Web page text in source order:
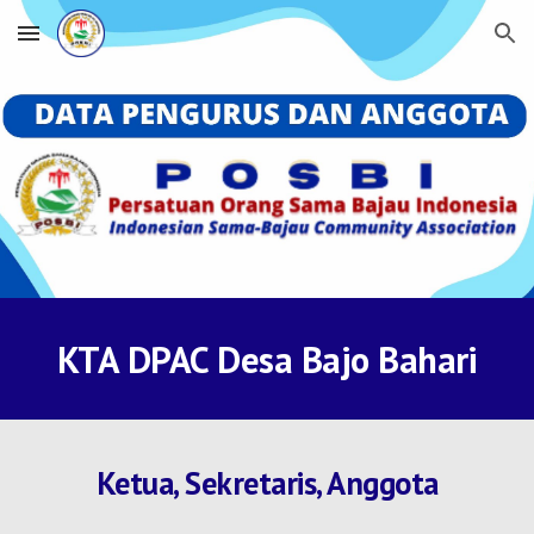
Skip to main content Skip to navigation
KTA DPAC Desa Bajo Bahari
Ketua, Sekretaris, Anggota